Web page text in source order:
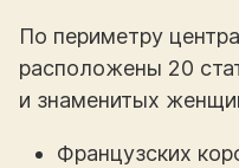
По периметру
расположены 20
и знаменитых
Французских